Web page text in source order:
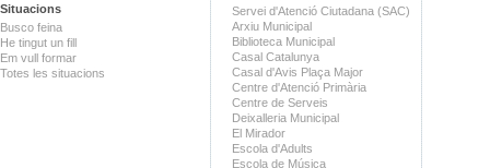
Situacions
Busco feina
He tingut un fill
Em vull formar
Totes les situacions
Servei d'Atenció Ciutadana (SAC)
Arxiu Municipal
Biblioteca Municipal
Casal Catalunya
Casal d'Avis Plaça Major
Centre d'Atenció Primària
Centre de Serveis
Deixalleria Municipal
El Mirador
Escola d'Adults
Escola de Música